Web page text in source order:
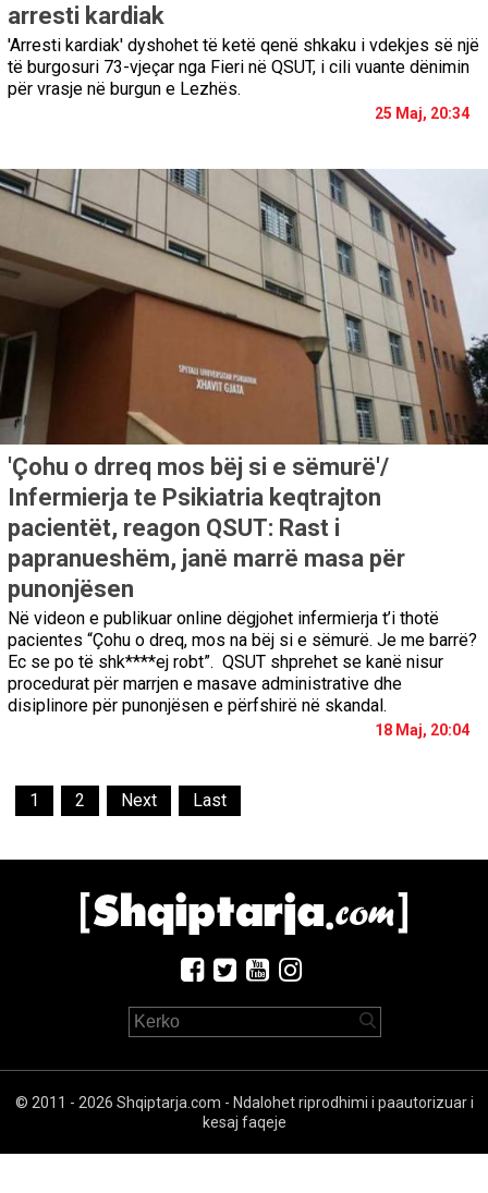
arresti kardiak
'Arresti kardiak' dyshohet të ketë qenë shkaku i vdekjes së një
të burgosuri 73-vjeçar nga Fieri në QSUT, i cili vuante dënimin
për vrasje në burgun e Lezhës.
25 Maj, 20:34
'Çohu o drreq mos bëj si e sëmurë'/
Infermierja te Psikiatria keqtrajton
pacientët, reagon QSUT: Rast i
papranueshëm, janë marrë masa për
punonjësen
Në videon e publikuar online dëgjohet infermierja t’i thotë
pacientes “Çohu o dreq, mos na bëj si e sëmurë. Je me barrë?
Ec se po të shk****ej robt”. QSUT shprehet se kanë nisur
procedurat për marrjen e masave administrative dhe
disiplinore për punonjësen e përfshirë në skandal.
18 Maj, 20:04
1 2 Next Last
© 2011 - 2026 Shqiptarja.com - Ndalohet riprodhimi i paautorizuar i
kesaj faqeje